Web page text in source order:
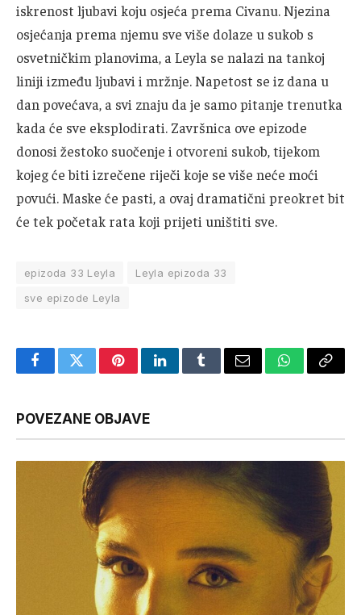
iskrenost ljubavi koju osjeća prema Civanu. Njezina
osjećanja prema njemu sve više dolaze u sukob s
osvetničkim planovima, a Leyla se nalazi na tankoj
liniji između ljubavi i mržnje. Napetost se iz dana u
dan povećava, a svi znaju da je samo pitanje trenutka
kada će sve eksplodirati. Završnica ove epizode
donosi žestoko suočenje i otvoreni sukob, tijekom
kojeg će biti izrečene riječi koje se više neće moći
povući. Maske će pasti, a ovaj dramatični preokret bit
će tek početak rata koji prijeti uništiti sve.
epizoda 33 Leyla
Leyla epizoda 33
sve epizode Leyla
FacebookTwitterPinterestLinkedInTumblrEmail WhatsApp
Copy
POVEZANE OBJAVE